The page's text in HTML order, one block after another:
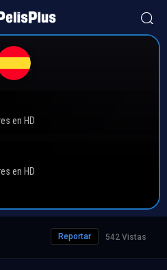
542 Vistas
Reportar